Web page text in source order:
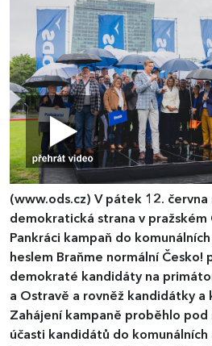
(www.ods.cz) V pátek 12. června
demokratická strana v pražském
Pankráci kampaň do
heslem Braňme normální Česko!
demokraté kandidáty na
a Ostravě a rovněž kandidátky a
Zahájení kampaně proběhlo pod
účasti kandidátů do komunálních